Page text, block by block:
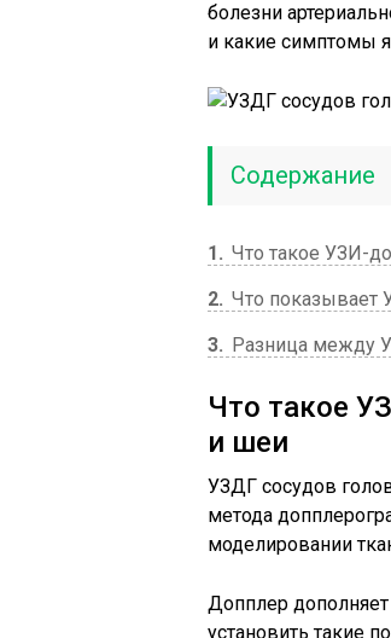
болезни
и какие симптомы
Содержание
1
Что такое УЗИ-
2 Что показывает
3
Разница между
Что такое
и шеи
УЗДГ сосудов
метода
моделировании
Допплер дополняет
установить такие